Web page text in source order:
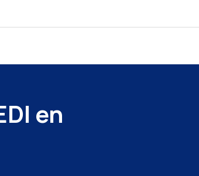
en